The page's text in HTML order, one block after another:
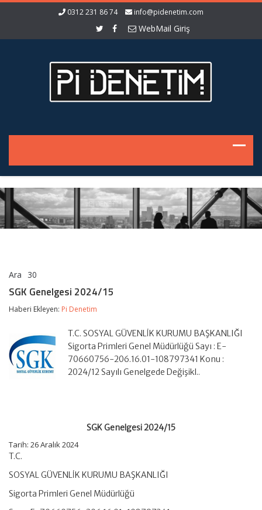
0312 231 86 74 info@pidenetim.com
WebMail Giriş
Ara 30
2024/15
SGK Genelgesi 2024/15
Haberi Ekleyen: Pi Denetim
T.C. SOSYAL GÜVENLİK KURUMU BAŞKANLIĞI
Sigorta Primleri Genel Müdürlüğü Sayı : E-
70660756-206.16.01-108797341 Konu :
2024/12 Sayılı Genelgede Değişikl..
SGK Genelgesi 2024/15
Tarih: 26 Aralık 2024
T.C.
SOSYAL GÜVENLİK KURUMU BAŞKANLIĞI
Sigorta Primleri Genel Müdürlüğü